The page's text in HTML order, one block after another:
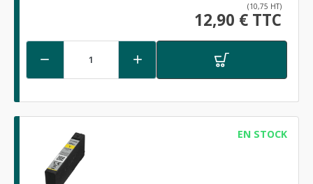
(10,75 HT)
12,90 € TTC
 
EN STOCK